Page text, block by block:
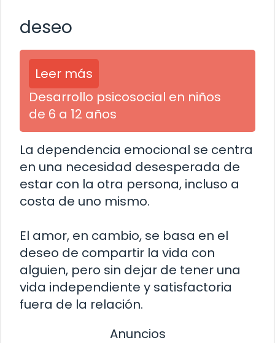
deseo
Leer más
Desarrollo psicosocial en niños
de 6 a 12 años
La dependencia emocional se centra
en una necesidad desesperada de
estar con la otra persona, incluso a
costa de uno mismo.
El amor, en cambio, se basa en el
deseo de compartir la vida con
alguien, pero sin dejar de tener una
vida independiente y satisfactoria
fuera de la relación.
Anuncios